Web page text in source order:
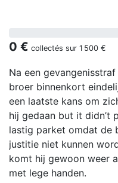
0 € collectés sur 1 500 €
Na een
broer binnenkort
een laatste kans om
hij gedaan but it didn’t
lastig parket omdat de
justitie niet kunnen
komt hij gewoon weer
met lege handen.